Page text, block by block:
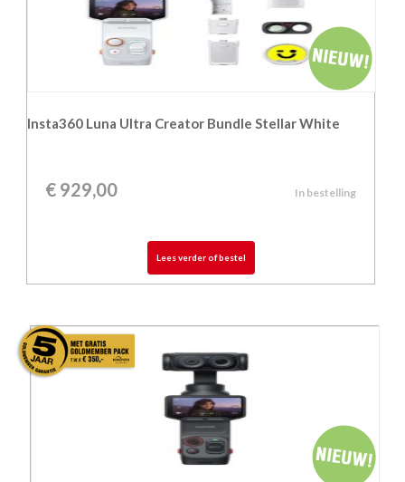
Insta360 Luna Ultra Creator Bundle Stellar White
€ 929,00 In bestelling
Lees verder of bestel